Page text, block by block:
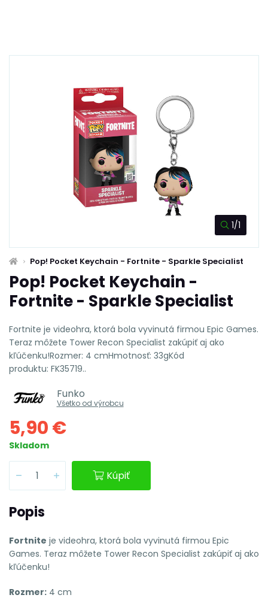
1/1
Pop! Pocket Keychain - Fortnite - Sparkle Specialist
Pop! Pocket Keychain -
Fortnite - Sparkle Specialist
Fortnite je videohra, ktorá bola vyvinutá firmou Epic Games.
Teraz môžete Tower Recon Specialist zakúpiť aj ako
kľúčenku!Rozmer: 4 cmHmotnosť: 33gKód
produktu: FK35719..
Funko
Všetko od výrobcu
5,90 €
Skladom
Kúpiť
Popis
Fortnite je videohra, ktorá bola vyvinutá firmou Epic
Games. Teraz môžete Tower Recon Specialist zakúpiť aj ako
kľúčenku!
Rozmer: 4 cm